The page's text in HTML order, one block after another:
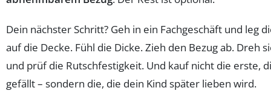
Dein nächster Schritt? Geh in ein Fachgeschäft und leg
auf die Decke. Fühl die Dicke. Zieh den Bezug ab. Dreh
und prüf die Rutschfestigkeit. Und kauf nicht die erste,
gefällt – sondern die, die dein Kind später lieben wird.